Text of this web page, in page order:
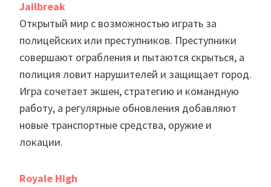
Jailbreak
Открытый мир с возможностью играть за
полицейских или преступников. Преступники
совершают ограбления и пытаются скрыться, а
полиция ловит нарушителей и защищает город.
Игра сочетает экшен, стратегию и командную
работу, а регулярные обновления добавляют
новые транспортные средства, оружие и
локации.
Royale High